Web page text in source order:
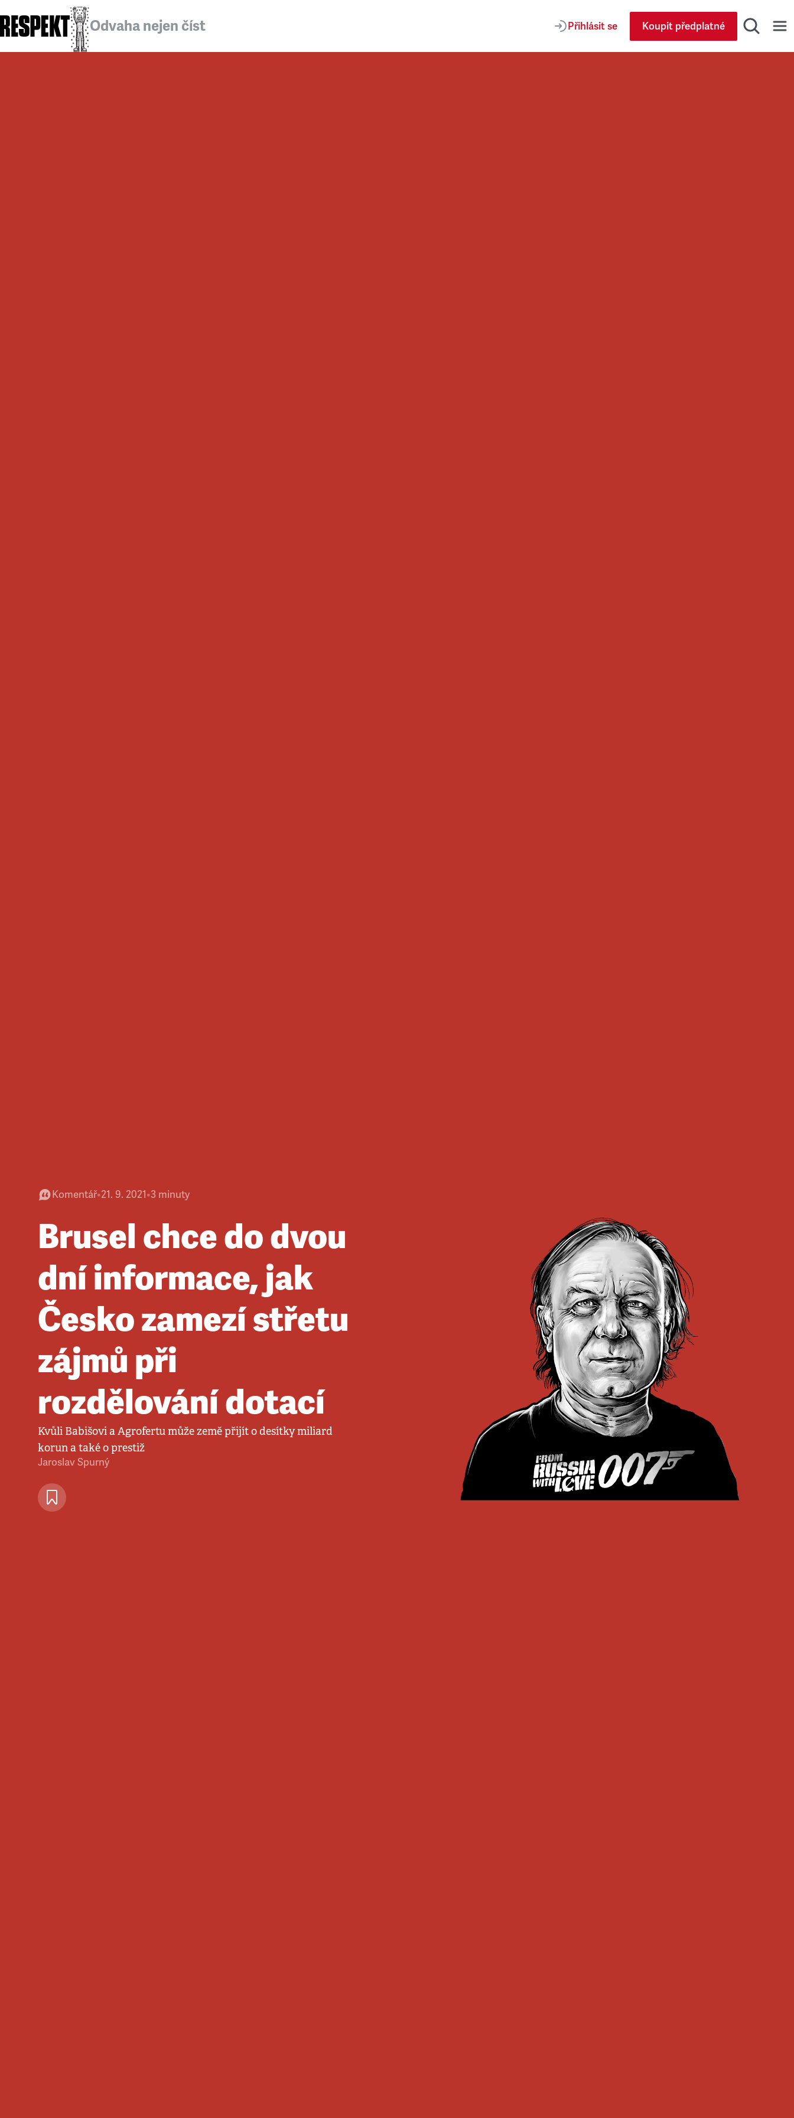
Odvaha nejen číst Přihlásit se Koupit předplatné
Komentář•21. 9. 2021•3 minuty
Brusel chce do dvou
dní informace, jak
Česko zamezí střetu
zájmů při
rozdělování dotací
Kvůli Babišovi a Agrofertu může země přijít o desítky miliard
korun a také o prestiž
Jaroslav Spurný